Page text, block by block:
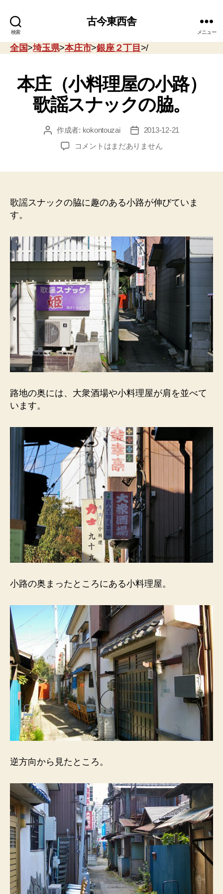
検索
古今東西舎
メニュー
全国>埼玉県>本庄市>銀座２丁目 >/
本庄（小料理屋の小路）
歌謡スナックの脇。
投 作成者: kokontouzai
投
稿
日
2013-12-21
本
屋
歌
謡
ス
ナ
ッ
の
脇。
へ
の
コメントはまだありません
歌謡スナックの脇に趣のある小路が伸びていま
す。
路地の奥には、大衆酒場や小料理屋が肩を並べて
います。
小路の奥まったところにある小料理屋。
逆方向から見たところ。